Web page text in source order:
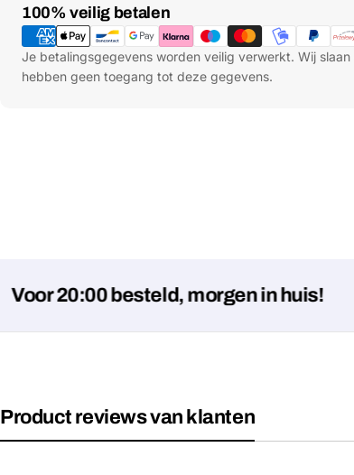
100% veilig betalen
Betaalmethoden
Je betalingsgegevens worden veilig verwerkt. Wij
hebben geen toegang tot deze gegevens.
20:00 besteld, morgen in huis!
Product reviews van klanten